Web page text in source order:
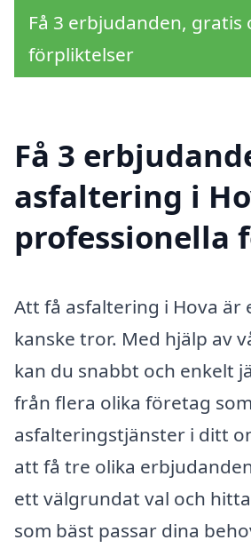
Få 3 erbjudanden, gratis
förpliktelser
Få 3
asfaltering i
professionella
Att få asfaltering i Hova är
kanske tror. Med hjälp av
kan du snabbt och enkelt
från flera olika företag
asfalteringstjänster i ditt
att få tre olika
ett välgrundat val och
som bäst passar dina